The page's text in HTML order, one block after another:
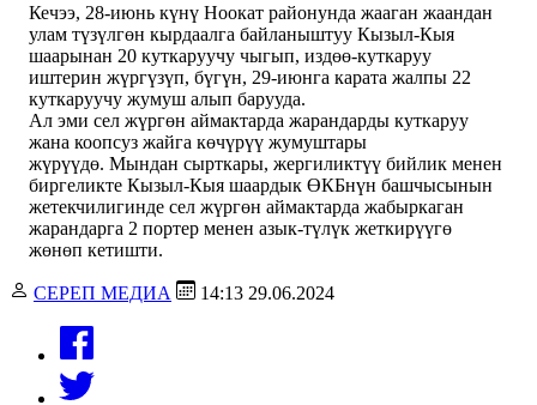
Кечээ, 28-июнь күнү Ноокат районунда жааган жаандан
улам түзүлгөн кырдаалга байланыштуу Кызыл-Кыя
шаарынан 20 куткаруучу чыгып, издөө-куткаруу
иштерин жүргүзүп, бүгүн, 29-июнга карата жалпы 22
куткаруучу жумуш алып барууда.
Ал эми сел жүргөн аймактарда жарандарды куткаруу
жана коопсуз жайга көчүрүү жумуштары
жүрүүдө. Мындан сырткары, жергиликтүү бийлик менен
биргеликте Кызыл-Кыя шаардык ӨКБнүн башчысынын
жетекчилигинде сел жүргөн аймактарда жабыркаган
жарандарга 2 портер менен азык-түлүк жеткирүүгө
жөнөп кетишти.
СЕРЕП МЕДИА 14:13 29.06.2024